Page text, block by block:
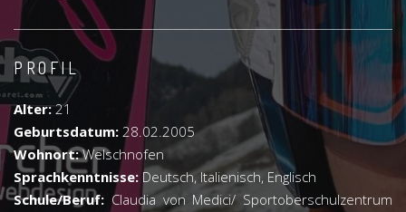
PROFIL
Alter:21
Geburtsdatum: 28.02.2005
Wohnort:Welschnofen
Sprachkenntnisse: Deutsch, Italienisch, Englisch
Schule/Beruf: Claudia von Medici/ Sportoberschulzentrum